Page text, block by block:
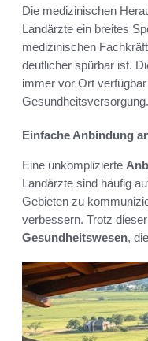
Die medizinischen
Landärzte ein breites
medizinischen
deutlicher spürbar ist.
immer vor Ort
Gesundheitsversorgung.
Einfache Anbindung
Eine unkomplizierte
Landärzte sind häufig
Gebieten zu
verbessern. Trotz
Gesundheitswesen,